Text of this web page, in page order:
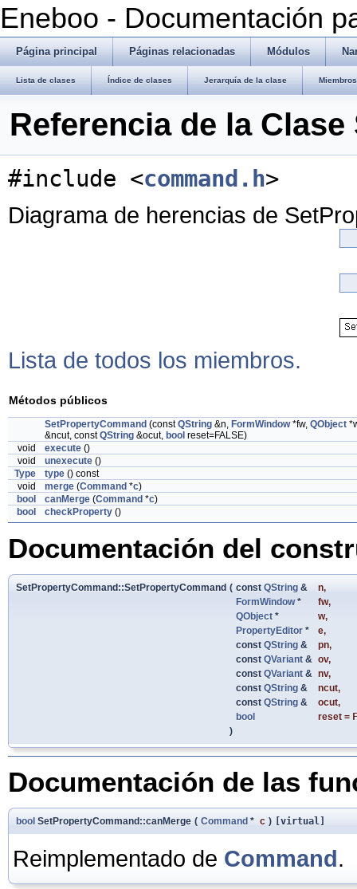
Eneboo - Documentación
Página principal Páginas relacionadas Módulos
Lista de clases Índice de clases Jerarquía de la clase
Referencia de la
#include <command.h>
Diagrama de herencias de
Lista de todos los miembros.
Métodos públicos
SetPropertyCommand (constQString &n, FormWindow*fw, QObject
&ncut, constQString &ocut, bool reset=FALSE)
void
execute ()
void
unexecute ()
Type
type () const
void
merge (Command *c)
bool
canMerge (Command *c)
bool
checkProperty ()
Documentación del
SetPropertyCommand::SetPropertyCommand ( const QString & n,
FormWindow* fw,
QObject * w,
PropertyEditor * e,
const QString & pn,
const QVariant & ov,
const QVariant & nv,
const QString & ncut,
const QString & ocut,
bool
reset =
)
Documentación de las
bool SetPropertyCommand::canMerge ( Command * c ) [virtual]
Reimplementado de Command.